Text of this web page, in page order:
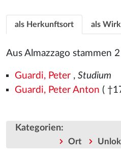
als Herkunftsort als
Aus Almazzago stammen
Guardi, Peter, Studium
Guardi, Peter Anton (
Kategorien:
Ort